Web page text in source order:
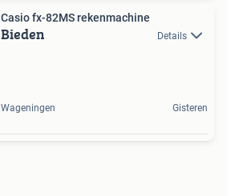
Casio fx-82MS rekenmachine
Bieden Details
Wageningen Gisteren